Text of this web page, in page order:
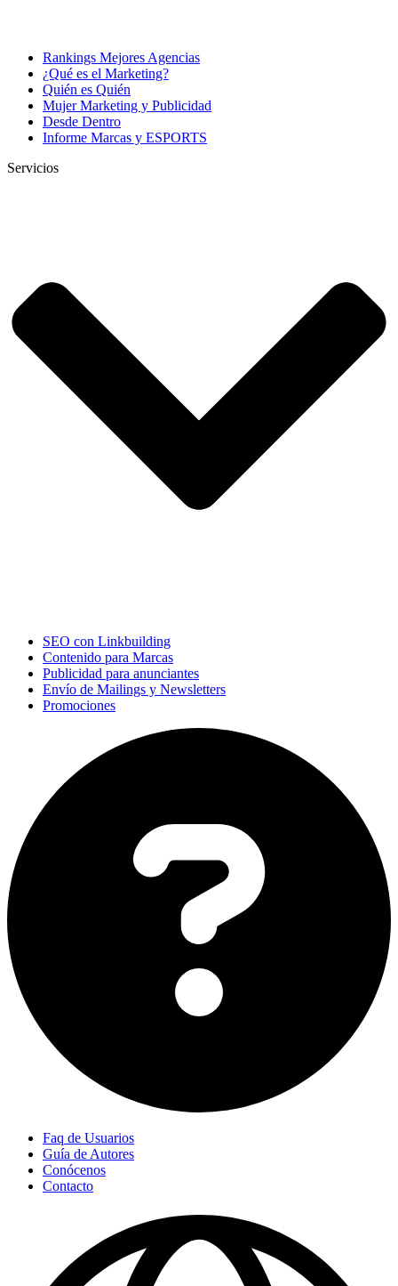
Rankings Mejores Agencias
¿Qué es el Marketing?
Quién es Quién
Mujer Marketing y Publicidad
Desde Dentro
Informe Marcas y ESPORTS
Servicios
SEO con Linkbuilding
Contenido para Marcas
Publicidad para anunciantes
Envío de Mailings y Newsletters
Promociones
Faq de Usuarios
Guía de Autores
Conócenos
Contacto